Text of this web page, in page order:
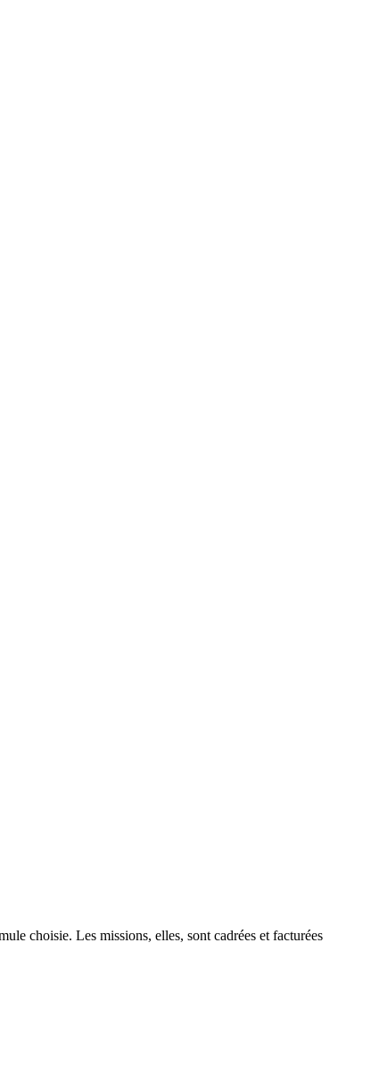
choisie. Les missions, elles, sont cadrées et facturées